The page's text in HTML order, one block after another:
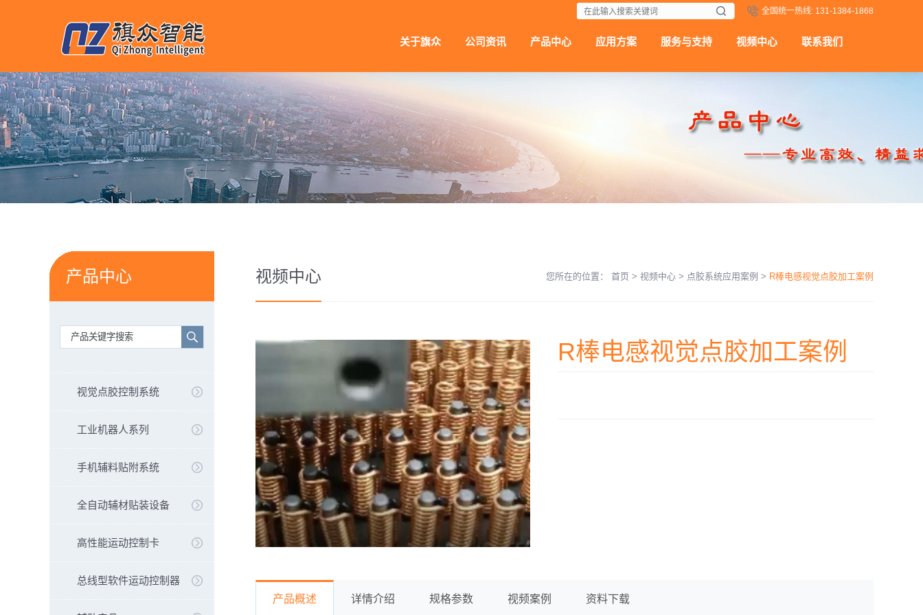
全国统一热线: 131-1384-1868
关于旗众 公司资讯 产品中心 应用方案 服务与支持 视频中心 联系我们
产品中心
视觉点胶控制系统
工业机器人系列
手机辅料贴附系统
全自动辅材贴装设备
高性能运动控制卡
总线型软件运动控制器
视频中心 您所在的位置： 首页 > 视频中心 > 点胶系统应用案例 > R棒电感视觉点胶加工案例
R棒电感视觉点胶加工案例
产品概述 详情介绍 规格参数 视频案例 资料下载